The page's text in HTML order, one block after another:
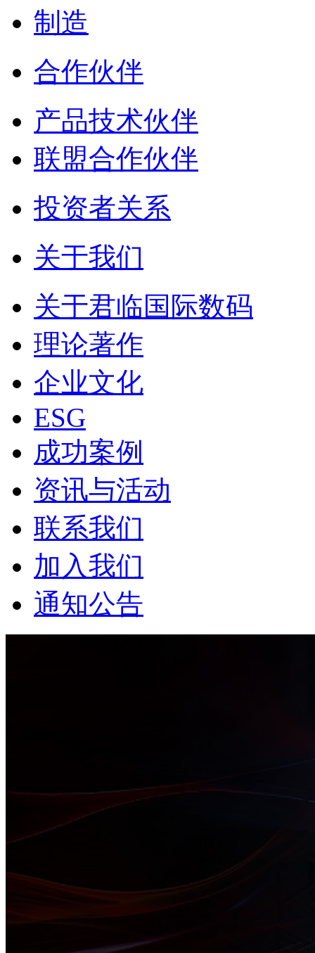
制造
合作伙伴
产品技术伙伴
联盟合作伙伴
投资者关系
关于我们
关于君临国际数码
理论著作
企业文化
ESG
成功案例
资讯与活动
联系我们
加入我们
通知公告